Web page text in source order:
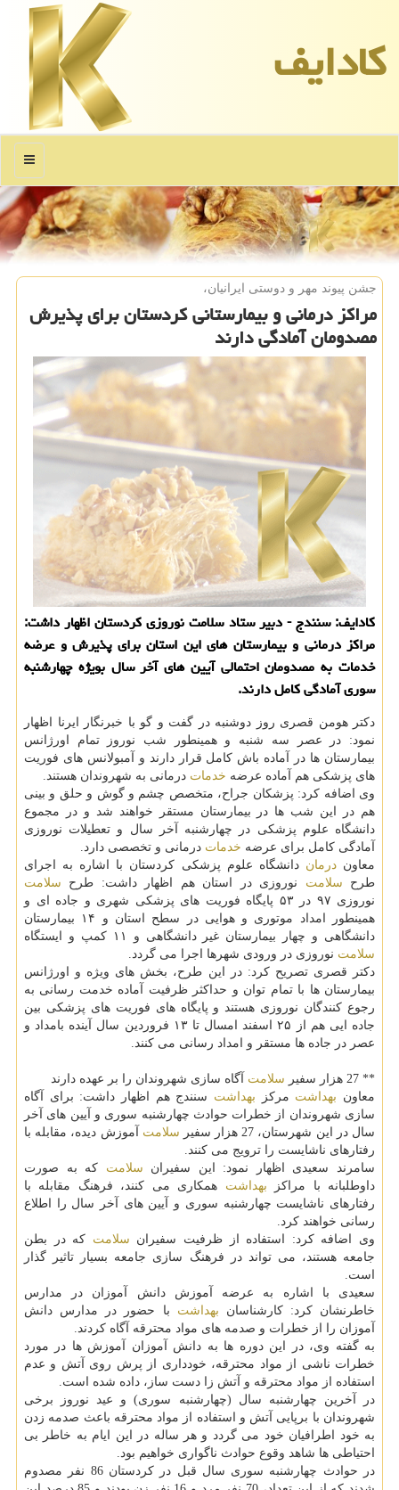
كادایف
منو
جشن پیوند مهر و دوستی ایرانیان،
مراكز درمانی و بیمارستانی كردستان برای پذیرش
مصدومان آمادگی دارند
كادایف: سنندج - دبیر ستاد سلامت نوروزی كردستان اظهار داشت:
مراكز درمانی و بیمارستان های این استان برای پذیرش و عرضه
خدمات به مصدومان احتمالی آیین های آخر سال بویژه چهارشنبه
سوری آمادگی كامل دارند.
دكتر هومن قصری روز دوشنبه در گفت و گو با خبرنگار ایرنا اظهار
نمود: در عصر سه شنبه و همینطور شب نوروز تمام اورژانس
بیمارستان ها در آماده باش كامل قرار دارند و آمبولانس های فوریت
های پزشكی هم آماده عرضه خدمات درمانی به شهروندان هستند.
وی اضافه كرد: پزشكان جراح، متخصص چشم و گوش و حلق و بینی
هم در این شب ها در بیمارستان مستقر خواهند شد و در مجموع
دانشگاه علوم پزشكی در چهارشنبه آخر سال و تعطیلات نوروزی
آمادگی كامل برای عرضه خدمات درمانی و تخصصی دارد.
معاوندرمان دانشگاه علوم پزشكی كردستان با اشاره به اجرای
طرح سلامت نوروزی در استان هم اظهار داشت: طرح سلامت
نوروزی ۹۷ در ۵۳ پایگاه فوریت های پزشكی شهری و جاده ای و
همینطور امداد موتوری و هوایی در سطح استان و ۱۴ بیمارستان
دانشگاهی و چهار بیمارستان غیر دانشگاهی و ۱۱ كمپ و ایستگاه
سلامت نوروزی در ورودی شهرها اجرا می گردد.
دكتر قصری تصریح كرد: در این طرح، بخش های ویژه و اورژانس
بیمارستان ها با تمام توان و حداكثر ظرفیت آماده خدمت رسانی به
رجوع كنندگان نوروزی هستند و پایگاه های فوریت های پزشكی بین
جاده ایی هم از ۲۵ اسفند امسال تا ۱۳ فروردین سال آینده بامداد و
عصر در جاده ها مستقر و امداد رسانی می كنند.
** 27 هزار سفیر سلامت آگاه سازی شهروندان را بر عهده دارند
معاون بهداشت مركز بهداشت سنندج هم اظهار داشت: برای آگاه
سازی شهروندان از خطرات حوادث چهارشنبه سوری و آیین های آخر
سال در این شهرستان، 27 هزار سفیر
سلامت آموزش دیده، مقابله با
رفتارهای ناشایست را ترویج می كنند.
سامرند سعیدی اظهار نمود: این سفیران سلامت كه به صورت
داوطلبانه با مراكز بهداشت همكاری می كنند، فرهنگ مقابله با
رفتارهای ناشایست چهارشنبه سوری و آیین های آخر سال را اطلاع
رسانی خواهند كرد.
وی اضافه كرد: استفاده از ظرفیت سفیران سلامت كه در بطن
جامعه هستند، می تواند در فرهنگ سازی جامعه بسیار تاثیر گذار
است.
سعیدی با اشاره به عرضه آموزش دانش آموزان در مدارس
خاطرنشان كرد: كارشناسان بهداشت با حضور در مدارس دانش
آموزان را از خطرات و صدمه های مواد محترقه آگاه كردند.
به گفته وی، در این دوره ها به دانش آموزان آموزش ها در مورد
خطرات ناشی از مواد محترقه، خودداری از پرش روی آتش و عدم
استفاده از مواد محترقه و آتش زا دست ساز، داده شده است.
در آخرین چهارشنبه سال (چهارشنبه سوری) و عید نوروز برخی
شهروندان با برپایی آتش و استفاده از مواد محترقه باعث صدمه زدن
به خود اطرافیان خود می گردد و هر ساله در این ایام به خاطر بی
احتیاطی ها شاهد وقوع حوادث ناگواری خواهیم بود.
در حوادث چهارشنبه سوری سال قبل در كردستان 86 نفر مصدوم